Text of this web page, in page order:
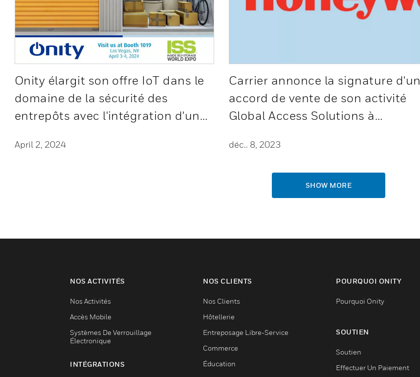
Onity élargit son offre IoT dans le
domaine de la sécurité des
entrepôts avec l'intégration d'un
April 2, 2024
Carrier annonce la signature d'un
accord de vente de son activité
Global Access Solutions à
4,95 milliards de dollars
déc.. 8, 2023
SHOW MORE
NOS ACTIVITÉS
Nos Activités
Accès Mobile
Systèmes De Verrouillage
Électronique
INTÉGRATIONS
NOS CLIENTS
Nos Clients
Hôtellerie
Entreposage Libre-Service
Commerce
Éducation
POURQUOI ONITY
Pourquoi Onity
SOUTIEN
Soutien
Effectuer Un Paiement